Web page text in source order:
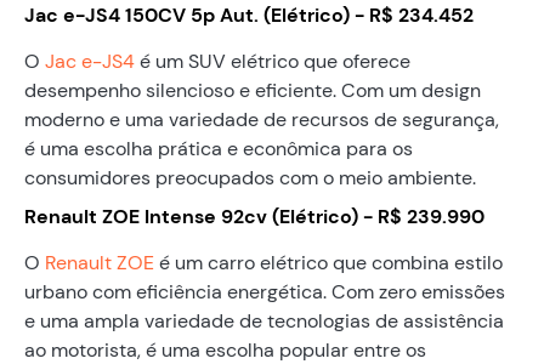
Jac e-JS4 150CV 5p Aut. (Elétrico) - R$ 234.452
O Jac e-JS4é um SUV elétrico que oferece
desempenho silencioso e eficiente. Com um design
moderno e uma variedade de recursos de segurança,
é uma escolha prática e econômica para os
consumidores preocupados com o meio ambiente.
Renault ZOE Intense 92cv (Elétrico) - R$ 239.990
O Renault ZOE é um carro elétrico que combina estilo
urbano com eficiência energética. Com zero emissões
e uma ampla variedade de tecnologias de assistência
ao motorista, é uma escolha popular entre os